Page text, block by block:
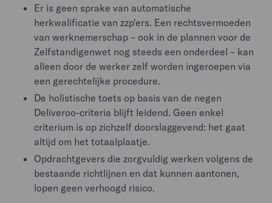
Er is geen sprake van automatische
herkwalificatie van zzp'ers. Een rechtsvermoeden
van werknemerschap – ook in de plannen voor de
Zelfstandigenwet nog steeds een onderdeel – kan
alleen door de werker zelf worden ingeroepen via
een gerechtelijke procedure.
De holistische toets op basis van de negen
Deliveroo-criteria blijft leidend. Geen enkel
criterium is op zichzelf doorslaggevend: het gaat
altijd om het totaalplaatje.
Opdrachtgevers die zorgvuldig werken volgens de
bestaande richtlijnen en dat kunnen aantonen,
lopen geen verhoogd risico.